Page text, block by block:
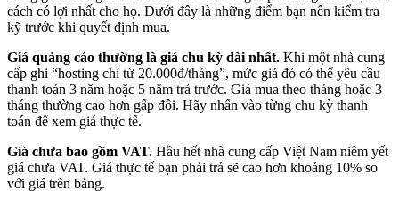
cách có lợi nhất cho họ. Dưới đây là những điểm bạn nên kiểm tra
kỹ trước khi quyết định mua.
Giá quảng cáo thường là giá chu kỳ dài nhất. Khi một nhà cung
cấp ghi “hosting chỉ từ 20.000đ/tháng”, mức giá đó có thể yêu cầu
thanh toán 3 năm hoặc 5 năm trả trước. Giá mua theo tháng hoặc 3
tháng thường cao hơn gấp đôi. Hãy nhấn vào từng chu kỳ thanh
toán để xem giá thực tế.
Giá chưa bao gồm VAT. Hầu hết nhà cung cấp Việt Nam niêm yết
giá chưa VAT. Giá thực tế bạn phải trả sẽ cao hơn khoảng 10% so
với giá trên bảng.